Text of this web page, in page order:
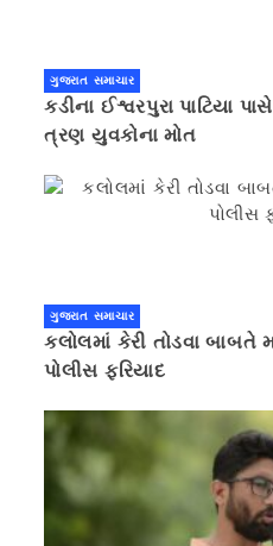
ગુજરાત સમાચાર
કડીના ઈશ્વરપુરા પાટિયા
ત્રણ યુવકોના મોત
ગુજરાત સમાચાર
કલોલમાં કેરી તોડવા બાબતે
પોલીસ ફરિયાદ